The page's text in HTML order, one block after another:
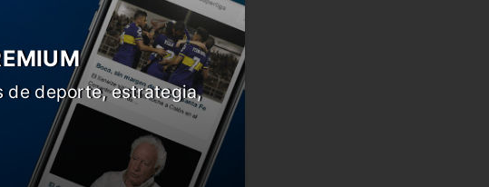
de deporte, estrategia,